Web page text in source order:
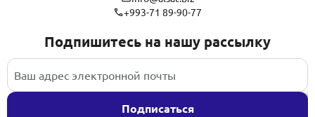
+993-71 89-90-77
Подпишитесь на нашу рассылку
Подписаться